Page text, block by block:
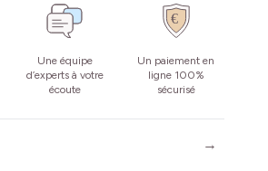
Une équipe
d’experts à votre
écoute
Un paiement en
ligne 100%
sécurisé